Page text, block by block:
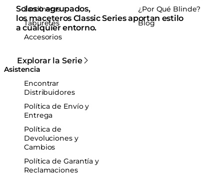
Solos o agrupados,
los maceteros Classic Series aportan estilo
a cualquier entorno.
Explorar la Serie
Jardineras
Taburetes
Accesorios
¿Por Qué Blinde?
Blog
Asistencia
Encontrar
Distribuidores
Política de Envío y
Entrega
Política de
Devoluciones y
Cambios
Política de Garantía y
Reclamaciones